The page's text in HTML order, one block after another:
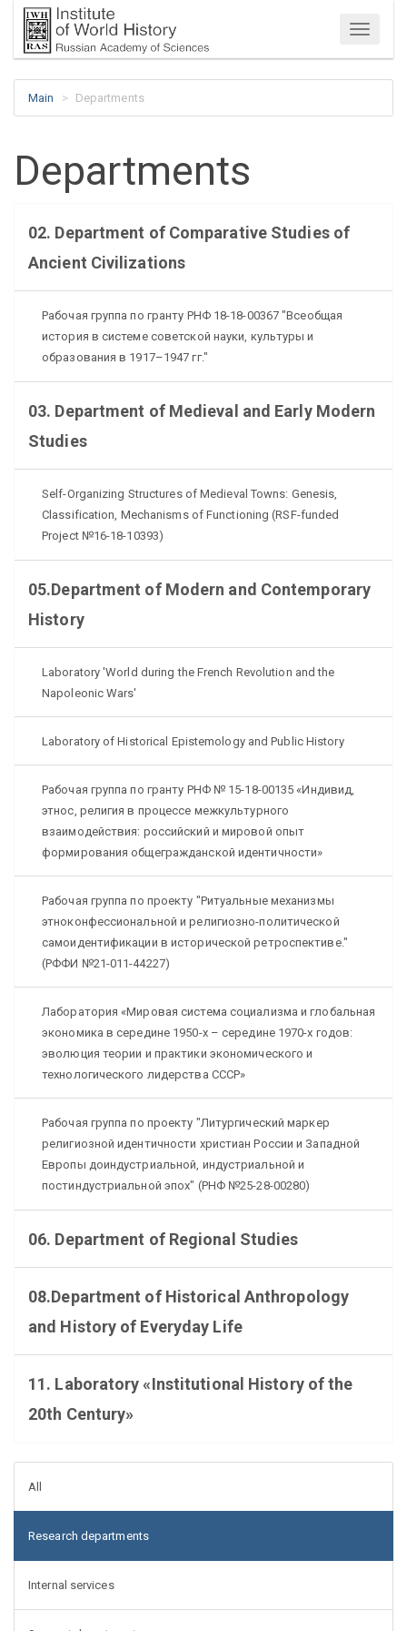
Menu
Main Departments
Departments
02. Department of Comparative Studies of
Ancient Civilizations
Рабочая группа по гранту РНФ 18-18-00367 "Всеобщая
история в системе советской науки, культуры и
образования в 1917–1947 гг."
03. Department of Medieval and Early Modern
Studies
Self-Organizing Structures of Medieval Towns: Genesis,
Classification, Mechanisms of Functioning (RSF-funded
Project №16-18-10393)
05.Department of Modern and Contemporary
History
Laboratory 'World during the French Revolution and the
Napoleonic Wars'
Laboratory of Historical Epistemology and Public History
Рабочая группа по гранту РНФ № 15-18-00135 «Индивид,
этнос, религия в процессе межкультурного
взаимодействия: российский и мировой опыт
формирования общегражданской идентичности»
Рабочая группа по проекту "Ритуальные механизмы
этноконфессиональной и религиозно-политической
самоидентификации в исторической ретроспективе."
(РФФИ №21-011-44227)
Лаборатория «Мировая система социализма и глобальная
экономика в середине 1950-х – середине 1970-х годов:
эволюция теории и практики экономического и
технологического лидерства СССР»
Рабочая группа по проекту "Литургический маркер
религиозной идентичности христиан России и Западной
Европы доиндустриальной, индустриальной и
постиндустриальной эпох" (РНФ №25-28-00280)
06. Department of Regional Studies
08.Department of Historical Anthropology
and History of Everyday Life
11. Laboratory «Institutional History of the
20th Century»
All
Research departments
Internal services